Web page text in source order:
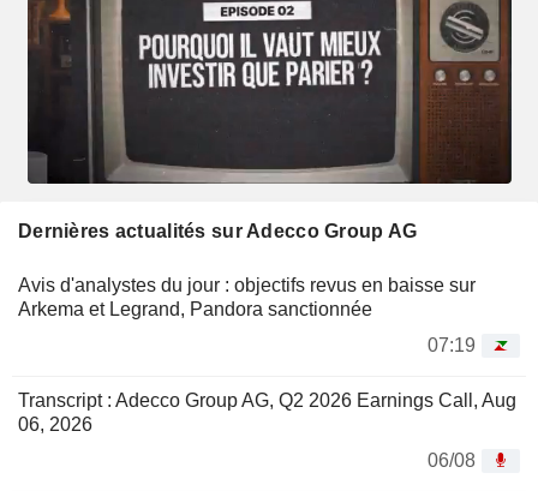
Dernières actualités sur Adecco Group AG
Avis d'analystes du jour : objectifs revus en baisse sur
Arkema et Legrand, Pandora sanctionnée
07:19
Transcript : Adecco Group AG, Q2 2026 Earnings Call, Aug
06, 2026
06/08